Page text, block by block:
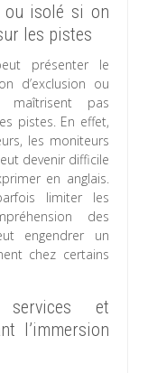
ou isolé si on
les pistes
présenter le
d’exclusion ou
pas
pistes. En effet,
les moniteurs
devenir difficile
en anglais.
limiter les
des
engendrer un
chez certains
services et
l’immersion